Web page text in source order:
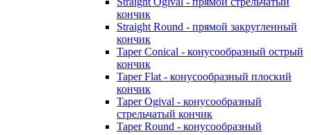
кончик
Straight Round - прямой закругленный
кончик
Taper Conical - конусообразный острый
кончик
Taper Flat - конусообразный плоский
кончик
Taper Ogival - конусообразный
стрельчатый кончик
Taper Round - конусообразный